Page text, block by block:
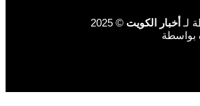
لـ أخبار الكويت © 2025
بواسطة